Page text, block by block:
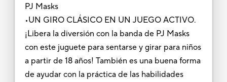
PJ Masks
•UN GIRO CLÁSICO EN UN JUEGO ACTIVO.
¡Libera la diversión con la banda de PJ Masks
con este juguete para sentarse y girar para niños
a partir de 18 años! También es una buena forma
de ayudar con la práctica de las habilidades